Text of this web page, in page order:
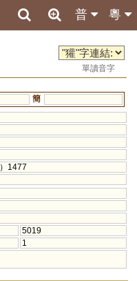
粵
普
單讀音字
簡
1477
5019
1